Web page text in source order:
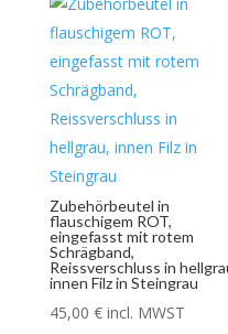
Zubehörbeutel in
flauschigem ROT,
eingefasst mit rotem
Schrägband,
Reissverschluss in
innen Filz in Steingrau
45,00 € incl. MWST